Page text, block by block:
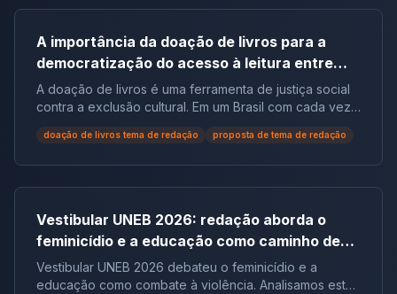
A importância da doação de livros para a
democratização do acesso à leitura entre
populações em situação de vulnerabilidade
social no Brasil | Tema de Redação
A doação de livros é uma ferramenta de justiça social
contra a exclusão cultural. Em um Brasil com cada vez
mais não leitores, ela democratiza o acesso ao
conhecimento e reduz desigualdades.
doação de livros tema de redação proposta de tema de redação
Vestibular UNEB 2026: redação aborda o
feminicídio e a educação como caminho de
combate à violência
Vestibular UNEB 2026 debateu o feminicídio e a
educação como combate à violência. Analisamos este